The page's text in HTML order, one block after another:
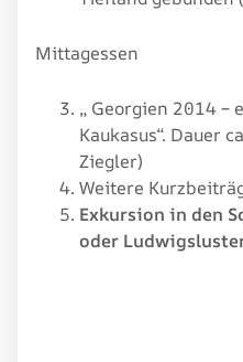
Mittagessen
„ Georgien 2014 –
Kaukasus“. Dauer
Ziegler)
Weitere
Exkursion in den
oder